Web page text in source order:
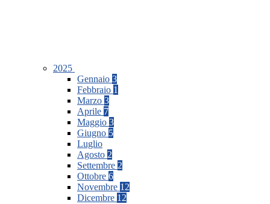
2025
Gennaio 3
Febbraio 1
Marzo 3
Aprile 7
Maggio 3
Giugno 5
Luglio
Agosto 2
Settembre 2
Ottobre 6
Novembre 12
Dicembre 12